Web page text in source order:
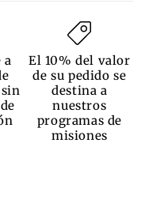
a
El 10% del valor
de su pedido se
destina a
nuestros
programas de
misiones